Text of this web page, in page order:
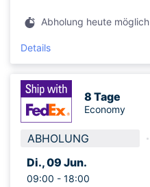
Abholung heute möglich
Details
8 Tage
Economy
ABHOLUNG
Di., 09 Jun.
09:00 - 18:00